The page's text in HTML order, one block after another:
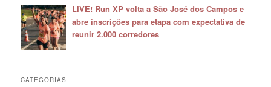
LIVE! Run XP volta a São José dos Campos e
abre inscrições para etapa com expectativa de
reunir 2.000 corredores
CATEGORIAS